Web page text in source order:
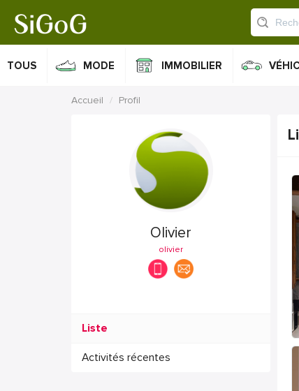
TOUS MODE IMMOBILIER
Accueil Profil
Olivier
olivier
Liste
Activités récentes